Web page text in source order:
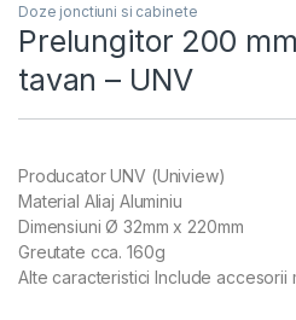
Doze jonctiuni si cabinete
Prelungitor 200
tavan – UNV
Producator UNV (Uniview)
Material Aliaj Aluminiu
Dimensiuni Ø 32mm x 220mm
Greutate cca. 160g
Alte caracteristici Include accesorii